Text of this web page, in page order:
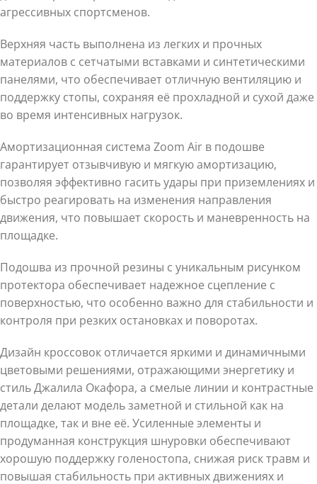
агрессивных спортсменов.
Верхняя часть выполнена из легких и прочных
материалов с сетчатыми вставками и синтетическими
панелями, что обеспечивает отличную вентиляцию и
поддержку стопы, сохраняя её прохладной и сухой даже
во время интенсивных нагрузок.
Амортизационная система Zoom Air в подошве
гарантирует отзывчивую и мягкую амортизацию,
позволяя эффективно гасить удары при приземлениях и
быстро реагировать на изменения направления
движения, что повышает скорость и маневренность на
площадке.
Подошва из прочной резины с уникальным рисунком
протектора обеспечивает надежное сцепление с
поверхностью, что особенно важно для стабильности и
контроля при резких остановках и поворотах.
Дизайн кроссовок отличается яркими и динамичными
цветовыми решениями, отражающими энергетику и
стиль Джалила Окафора, а смелые линии и контрастные
детали делают модель заметной и стильной как на
площадке, так и вне её. Усиленные элементы и
продуманная конструкция шнуровки обеспечивают
хорошую поддержку голеностопа, снижая риск травм и
повышая стабильность при активных движениях и